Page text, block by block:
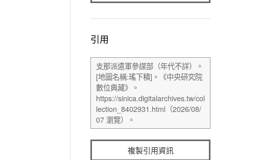
引用
複製引用資訊